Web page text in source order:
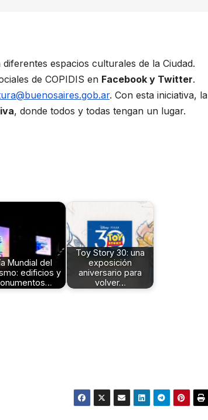
espacios culturales de la Ciudad.
de COPIDIS en Facebook y Twitter.
. Con esta iniciativa, la
, donde todos y todas tengan un lugar.
Mundial del
edificios y
Toy Story 30: una
exposición
aniversario para
volver…